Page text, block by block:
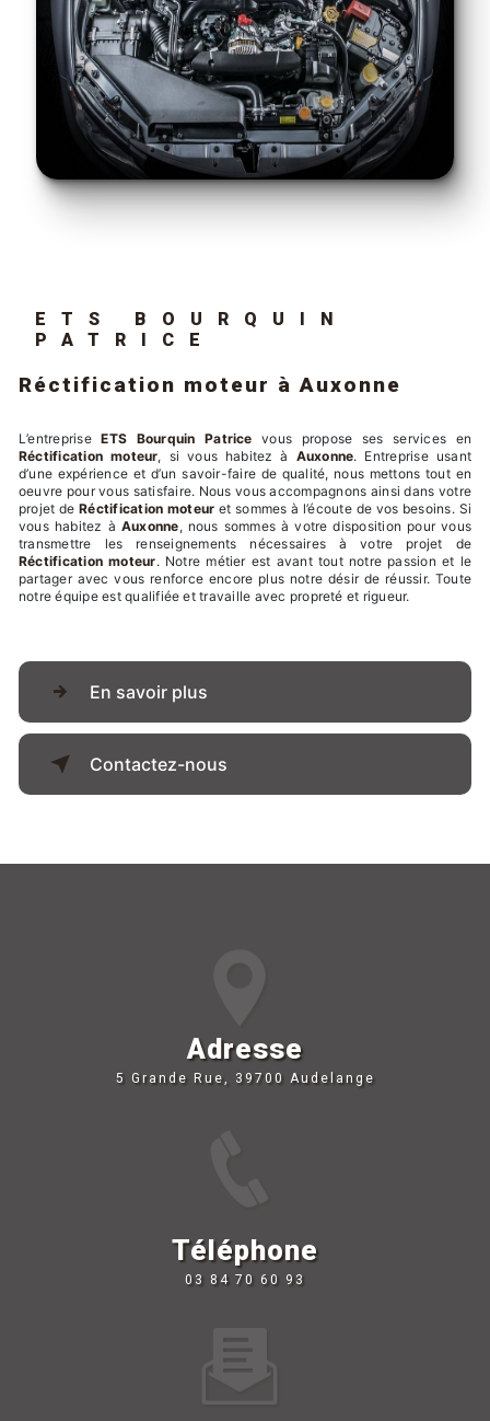
ETS BOURQUIN
PATRICE
Réctification moteur à Auxonne
L’entrepriseETS Bourquin Patrice vous propose ses services en
Réctification moteur, si vous habitez à Auxonne. Entreprise usant
d’une expérience et d’un savoir-faire de qualité, nous mettons tout en
oeuvre pour vous satisfaire. Nous vous accompagnons ainsi dans votre
projet deRéctification moteur et sommes à l’écoute de vos besoins. Si
vous habitez à Auxonne, nous sommes à votre disposition pour vous
transmettre les renseignements nécessaires à votre projet de
Réctification moteur. Notre métier est avant tout notre passion et le
partager avec vous renforce encore plus notre désir de réussir. Toute
notre équipe est qualifiée et travaille avec propreté et rigueur.
En savoir plus
Contactez-nous
Adresse
5 Grande Rue, 39700 Audelange
Téléphone
03 84 70 60 93